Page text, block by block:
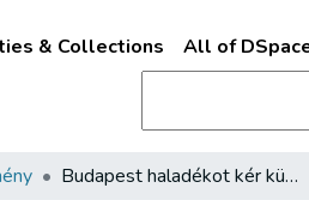
& Collections All of
Budapest haladékot kér külföldi tartozásainak törlesztésére